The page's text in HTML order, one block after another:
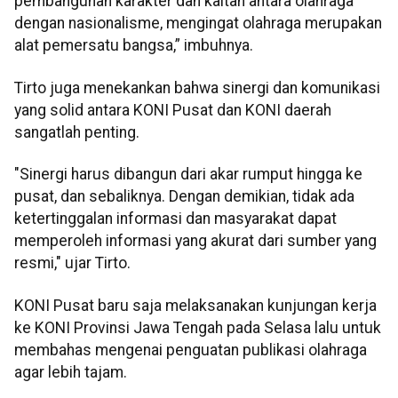
dengan nasionalisme, mengingat olahraga merupakan
alat pemersatu bangsa,” imbuhnya.
Tirto juga menekankan bahwa sinergi dan komunikasi
yang solid antara KONI Pusat dan KONI daerah
sangatlah penting.
"Sinergi harus dibangun dari akar rumput hingga ke
pusat, dan sebaliknya. Dengan demikian, tidak ada
ketertinggalan informasi dan masyarakat dapat
memperoleh informasi yang akurat dari sumber yang
resmi," ujar Tirto.
KONI Pusat baru saja melaksanakan kunjungan kerja
ke KONI Provinsi Jawa Tengah pada Selasa lalu untuk
membahas mengenai penguatan publikasi olahraga
agar lebih tajam.